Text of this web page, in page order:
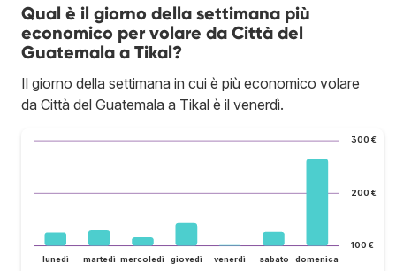
Qual è il giorno della settimana più
economico per volare da Città del
Guatemala a Tikal?
Il giorno della settimana in cui è più economico volare
da Città del Guatemala a Tikal è il venerdì.
100 €
200 €
300 €
lunedì martedì mercoledì giovedì venerdì sabato domenica